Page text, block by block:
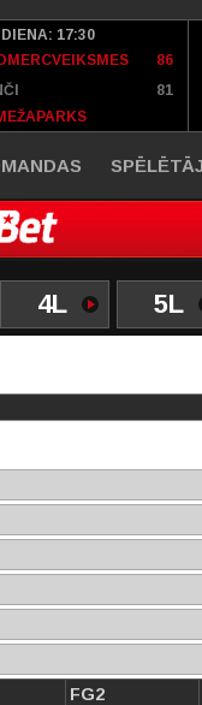
17:30
86
81
4L 5L
FG2